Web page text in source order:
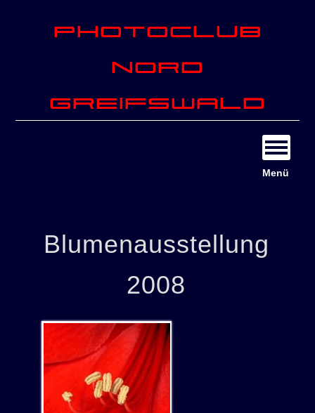
Photoclub
Nord
Greifswald
Menü
Blumenausstellung
2008